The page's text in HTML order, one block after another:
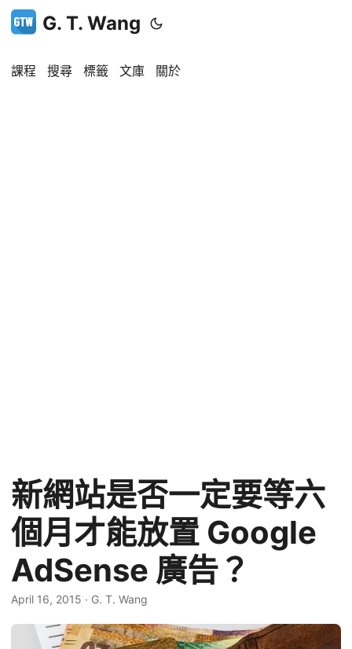
G. T. Wang
課程 搜尋 標籤 文庫 關於
新網站是否一定要等六
個月才能放置 Google
AdSense 廣告？
April 16, 2015 · G. T. Wang